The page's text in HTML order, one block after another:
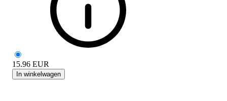
15.96 EUR
In winkelwagen